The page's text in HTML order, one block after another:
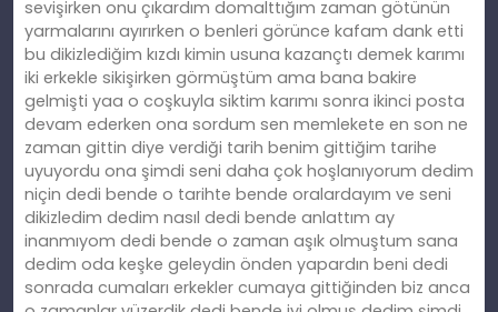
sevişirken onu çıkardım domalttığım zaman götünün
yarmalarını ayırırken o benleri görünce kafam dank etti
bu dikizlediğim kızdı kimin usuna kazançtı demek karımı
iki erkekle sikişirken görmüştüm ama bana bakire
gelmişti yaa o coşkuyla siktim karımı sonra ikinci posta
devam ederken ona sordum sen memlekete en son ne
zaman gittin diye verdiği tarih benim gittiğim tarihe
uyuyordu ona şimdi seni daha çok hoşlanıyorum dedim
niçin dedi bende o tarihte bende oralardayım ve seni
dikizledim dedim nasıl dedi bende anlattım ay
inanmıyom dedi bende o zaman aşık olmuştum sana
dedim oda keşke geleydin önden yapardın beni dedi
sonrada cumaları erkekler cumaya gittiğinden biz anca